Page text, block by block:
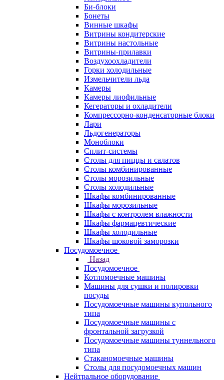
Би-блоки
Бонеты
Винные шкафы
Витрины кондитерские
Витрины настольные
Витрины-прилавки
Воздухоохладители
Горки холодильные
Измельчители льда
Камеры
Камеры лиофильные
Кегераторы и охладители
Компрессорно-конденсаторные блоки
Лари
Льдогенераторы
Моноблоки
Сплит-системы
Столы для пиццы и салатов
Столы комбинированные
Столы морозильные
Столы холодильные
Шкафы комбинированные
Шкафы морозильные
Шкафы с контролем влажности
Шкафы фармацевтические
Шкафы холодильные
Шкафы шоковой заморозки
Посудомоечное
Назад
Посудомоечное
Котломоечные машины
Машины для сушки и полировки
посуды
Посудомоечные машины купольного
типа
Посудомоечные машины с
фронтальной загрузкой
Посудомоечные машины туннельного
типа
Стаканомоечные машины
Столы для посудомоечных машин
Нейтральное оборудование